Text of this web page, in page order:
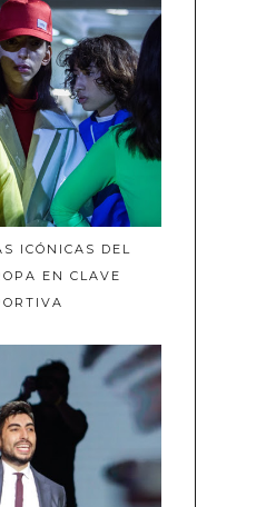
ICÓNICAS DEL
EN CLAVE